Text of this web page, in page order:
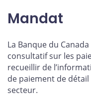
Mandat
La Banque du
consultatif sur les
recueillir de
de paiement de
secteur.